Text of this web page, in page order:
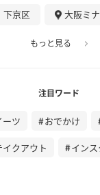
下京区 大阪ミ
もっと見る
注目ワード
ーツ おでかけ
イクアウト イン